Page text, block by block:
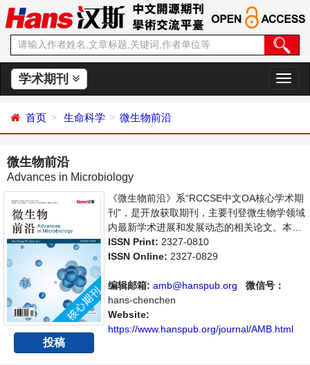
学术期刊
切
换
首页 生命科学 微生物前沿
微生物前沿
Advances in Microbiology
投稿
《微生物前沿》系“RCCSE中文OA核心学术期
刊”，是开放获取期刊，主要刊登微生物学领域
内最新学术进展和发展动态的相关论文。本刊
支持思想创新、学术创新，倡导科学，繁荣学
术，集学术性、思想性为一体，旨在给世界范
播、分享和讨论微生物领域内不同方向问题与
发展的交流平台。
ISSN Print: 2327-0810
ISSN Online: 2327-0829
编辑邮箱: amb@hanspub.org
微信号：
hans-chenchen
Website:
https://www.hanspub.org/journal/AMB.html